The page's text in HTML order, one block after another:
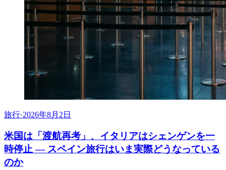
旅行·2026年8月2日
米国は「渡航再考」、イタリアはシェンゲンを一
時停止 ― スペイン旅行はいま実際どうなっている
のか